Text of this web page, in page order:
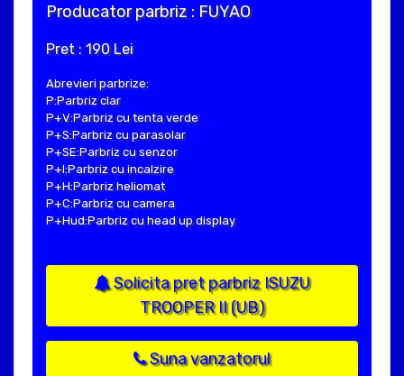
Producator parbriz : FUYAO
Pret : 190 Lei
Abrevieri parbrize:
P:Parbriz clar
P+V:Parbriz cu tenta verde
P+S:Parbriz cu parasolar
P+SE:Parbriz cu senzor
P+I:Parbriz cu incalzire
P+H:Parbriz heliomat
P+C:Parbriz cu camera
P+Hud:Parbriz cu head up display
Solicita pret parbriz ISUZU
TROOPER II (UB)
Suna vanzatorul